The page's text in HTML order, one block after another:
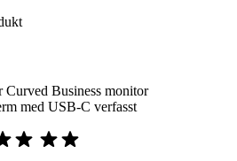
Business monitor
med USB-C verfasst